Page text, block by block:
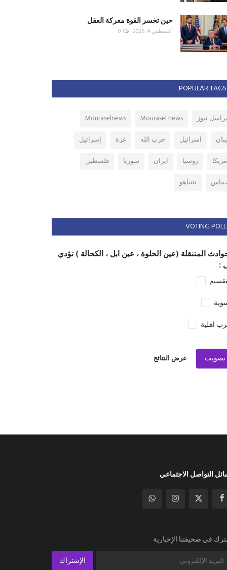
حين تخسر القوة معركة العقل
أغسطس 4, 2026 0
POPULAR TAGS
نيوز Mourasel news
Mouraselnews
اسرائيل حزب الله غزة
إسرائيل
روسيا ايران سوريا
فلسطين
نتنياهو
VOTING POLL
المتنقلة (عين الحلوة ، عين ابل ، الكحالة ) تؤدي
:
اهلية
تصويت عرض النتائج
التواصل الاجتماعي
في صحيفتنا الإخبارية
الإشتراك